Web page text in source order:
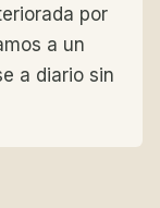
por
a un
a diario sin